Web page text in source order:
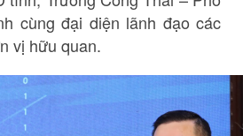
cùng đại diện lãnh đạo các
vị hữu quan.